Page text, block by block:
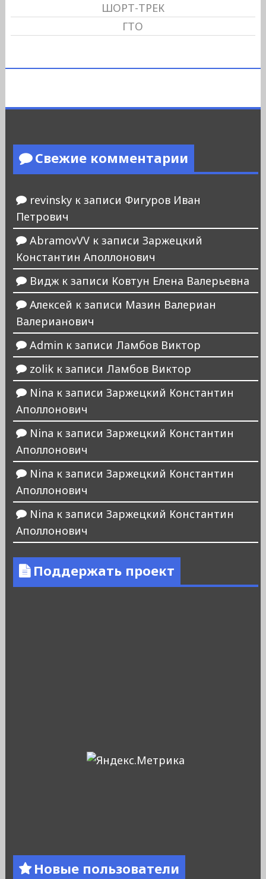
ШОРТ-ТРЕК
ГТО
Свежие комментарии
revinskyк записи Фигуров Иван
Петрович
AbramovVVк записи Заржецкий
Константин Аполлонович
Виджк записи Ковтун Елена Валерьевна
Алексей к записи Мазин Валериан
Валерианович
Admin к записи Ламбов Виктор
zolikк записи Ламбов Виктор
Nina к записи Заржецкий Константин
Аполлонович
Nina к записи Заржецкий Константин
Аполлонович
Nina к записи Заржецкий Константин
Аполлонович
Nina к записи Заржецкий Константин
Аполлонович
Поддержать проект
Новые пользователи